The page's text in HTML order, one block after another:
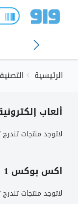
الرئيسية
ألعاب
لاتوجد منتجات
اكس بوكس 1
لاتوجد منتجات